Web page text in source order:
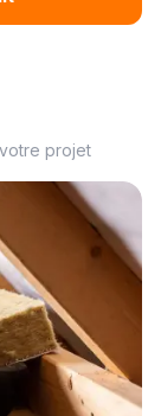
projet